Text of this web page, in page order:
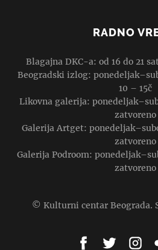
RADNO
Blagajna DKC-a: od 16 do 21
Beogradski izlog:
10 – 15č
Likovna galerija:
zatvoreno
Galerija Artget:
zatvoreno
Galerija Podroom:
zatvoreno
© Kulturni centar Beograda.